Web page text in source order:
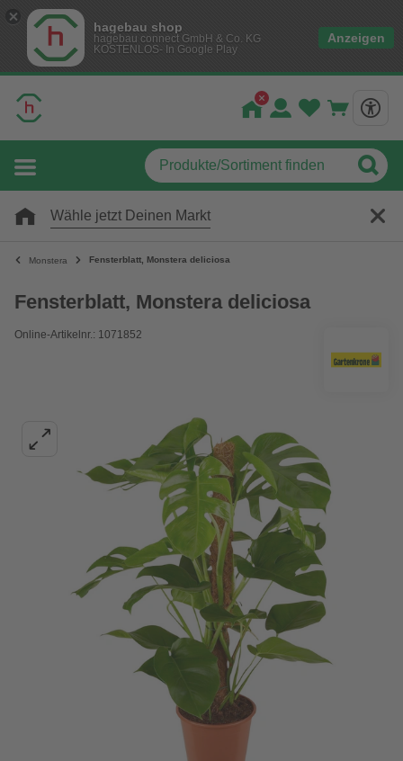
hagebau shop
hagebau connect GmbH & Co. KG
KOSTENLOS- In Google Play
Anzeigen
Wähle jetzt Deinen Markt
Monstera Fensterblatt, Monstera deliciosa
Fensterblatt, Monstera deliciosa
Online-Artikelnr.: 1071852